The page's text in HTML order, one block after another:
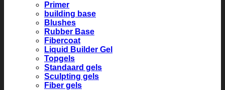
Primer
building base
Blushes
Rubber Base
Fibercoat
Liquid Builder Gel
Topgels
Standaard gels
Sculpting gels
Fiber gels